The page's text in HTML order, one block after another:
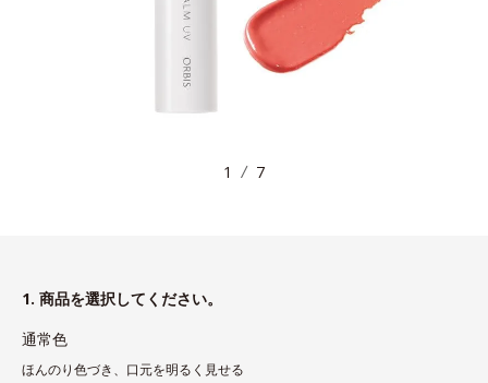
1 7
1. 商品を選択してください。
通常色
ほんのり色づき、口元を明るく見せる